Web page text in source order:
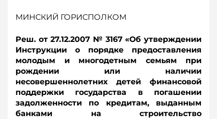
МИНСКИЙ ГОРИСПОЛКОМ
Реш. от 27.12.2007 № 3167 «Об утверждении
Инструкции о порядке предоставления
молодым и многодетным семьям при
рождении или наличии
несовершеннолетних детей финансовой
поддержки государства в погашении
задолженности по кредитам, выданным
банками на строительство